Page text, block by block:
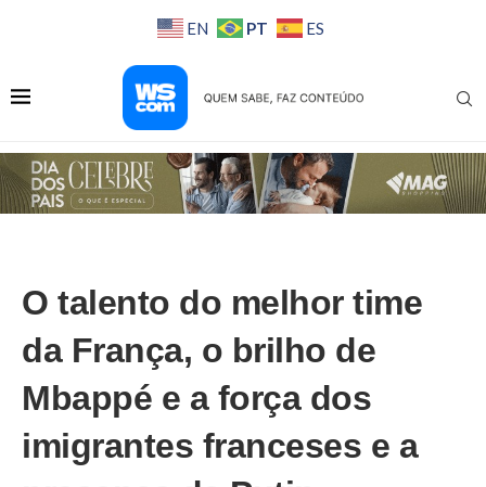
EN PT ES
O talento do melhor time
da França, o brilho de
Mbappé e a força dos
imigrantes franceses e a